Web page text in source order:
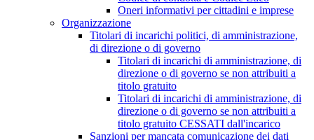
Oneri informativi per cittadini e imprese
Organizzazione
Titolari di incarichi politici, di amministrazione,
di direzione o di governo
Titolari di incarichi di amministrazione, di
direzione o di governo se non attribuiti a
titolo gratuito
Titolari di incarichi di amministrazione, di
direzione o di governo se non attribuiti a
titolo gratuito CESSATI dall'incarico
Sanzioni per mancata comunicazione dei dati